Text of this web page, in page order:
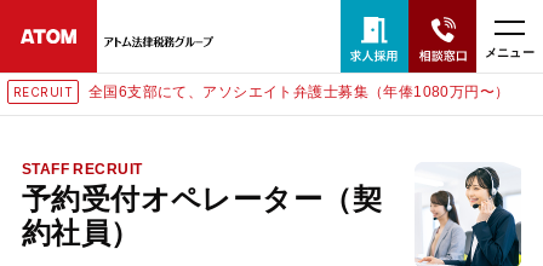
メニュー
RECRUIT 全国6支部にて、アソシエイト弁護士募集（年俸1080万円〜）
STAFF RECRUIT
予約受付オペレーター（契
約社員）
24時間365日全国対応
無料相談窓口はこちら
電話・LINE・メールで相談予約受付中